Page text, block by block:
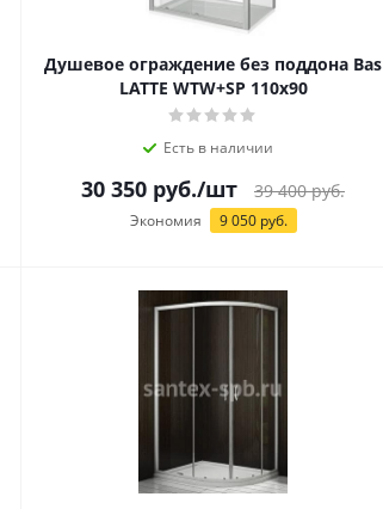
Душевое ограждение без поддона Bas
LATTE WTW+SP 110х90
Есть в наличии
30 350 руб./шт 39 400руб.
Экономия 9 050руб.